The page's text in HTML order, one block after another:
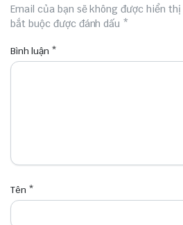
Email của bạn sẽ không được hiển
bắt buộc được đánh dấu *
Bình luận *
Tên *